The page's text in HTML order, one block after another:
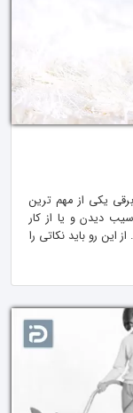
یکی از مهم ترین
دیدن و یا از کار
این رو باید نکاتی را